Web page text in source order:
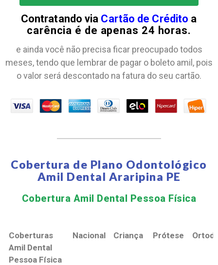
Contratando via Cartão de Crédito a
carência é de apenas 24 horas.
e ainda você não precisa ficar preocupado todos
meses, tendo que lembrar de pagar o boleto amil, pois
o valor será descontado na fatura do seu cartão.
Cobertura de Plano Odontológico
Amil Dental Araripina PE
Cobertura Amil Dental Pessoa Física​
Coberturas
Amil Dental
Pessoa Física
Nacional Criança Prótese